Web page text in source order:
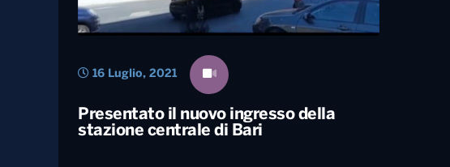
Presentato il nuovo ingresso della
stazione centrale di Bari
16 Luglio, 2021